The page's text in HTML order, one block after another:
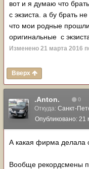
вот и я думаю что
с экзиста. а бу брать
что мои родные
оригинальные с
Изменено 21 марта 2016
Вверх
.Anton. 0
Откуда: Санкт-
Опубликовано: 21
А какая фирма делала
Вообще рекордсмены